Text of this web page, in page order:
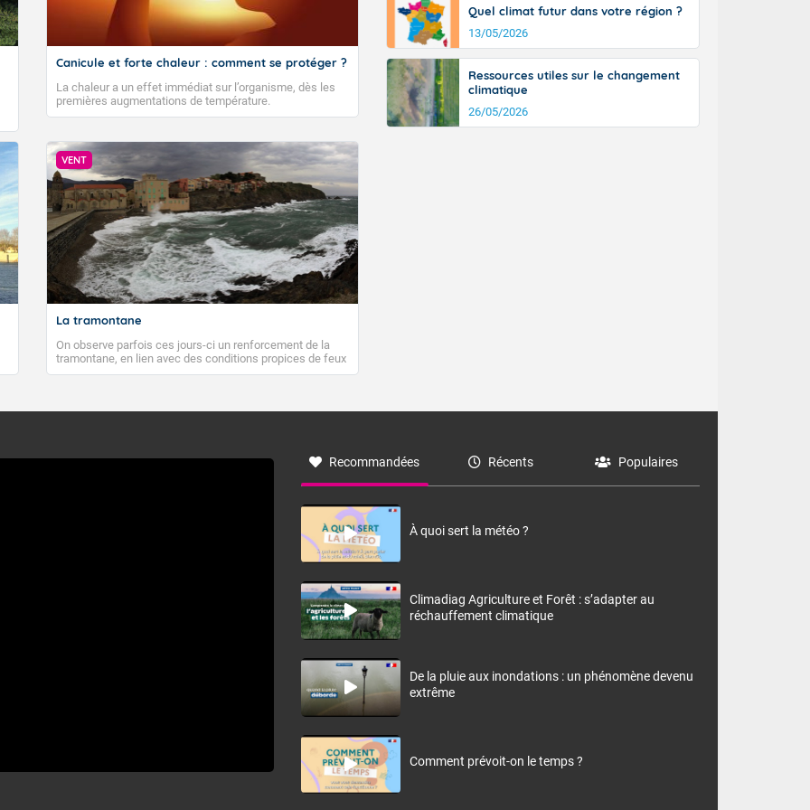
Canicule et forte chaleur : comment se protéger ?
La chaleur a un effet immédiat sur l’organisme, dès les
premières augmentations de température.
VENT
La tramontane
On observe parfois ces jours-ci un renforcement de la
tramontane, en lien avec des conditions propices de feux
de forêt. Mais qu'est-ce que la tramontane ? Quelles sont
à nord-ouest, dans un secteur qui part du Roussillon à la
monts, en allusion aux régions montagneuses d’où
Quel climat futur dans votre région ?
13/05/2026
Ressources utiles sur le changement
climatique
26/05/2026
Recommandées Récents Populaires
À quoi sert la météo ?
Climadiag Agriculture et Forêt : s’adapter au
réchauffement climatique
De la pluie aux inondations : un phénomène devenu
extrême
Comment prévoit-on le temps ?